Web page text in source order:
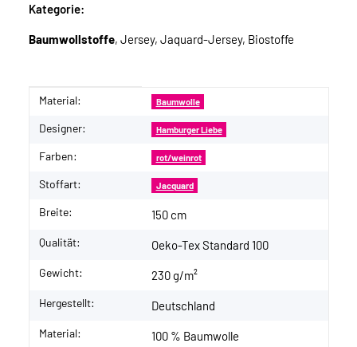
Kategorie:
Baumwollstoffe, Jersey, Jaquard-Jersey, Biostoffe
Produkteigenschaft
Wert
Material: Baumwolle
Designer: Hamburger Liebe
Farben: rot/weinrot
Stoffart: Jacquard
Breite: 150 cm
Qualität: Oeko-Tex Standard 100
Gewicht: 230 g/m²
Hergestellt: Deutschland
Material: 100 % Baumwolle